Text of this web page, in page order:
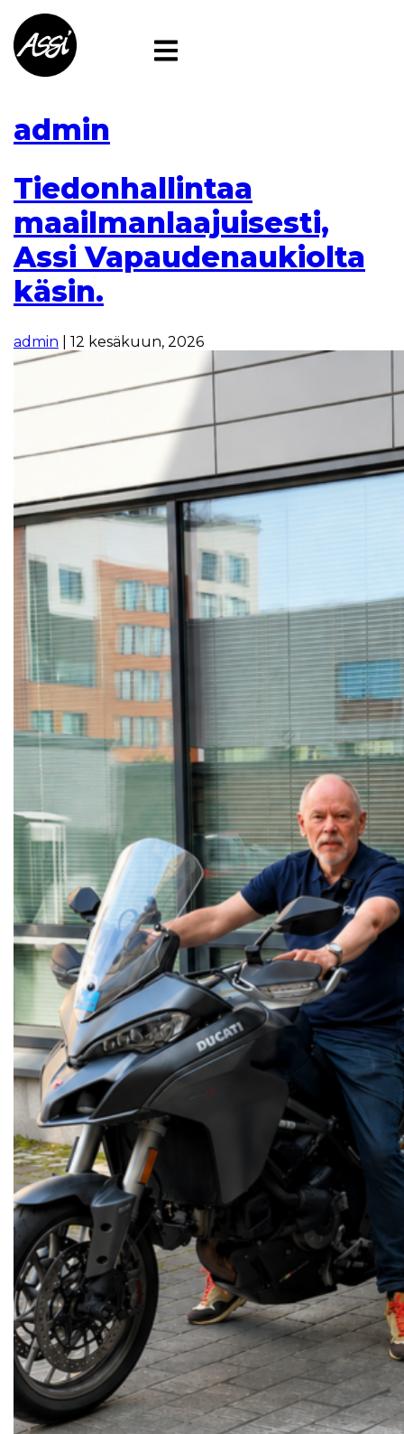
the
content
admin
Tiedonhallintaa
maailmanlaajuisesti,
Assi Vapaudenaukiolta
käsin.
admin 12 kesäkuun, 2026